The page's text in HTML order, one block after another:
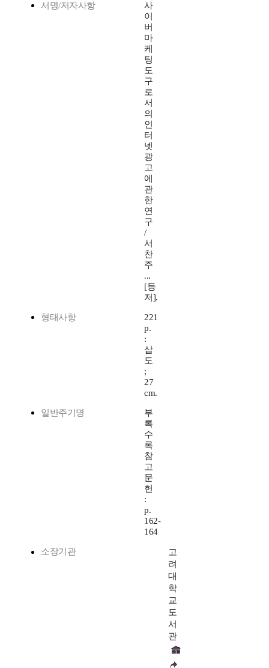
서명/저자사항
사
이
버
마
케
팅
도
구
로
서
의
인
터
넷
광
고
에
관
한
연
구
/
서
찬
주
...
[등
저].
형태사항
221
p.
:
삽
도
;
27
cm.
일반주기명
부
록
수
록
참
고
문
헌
:
p.
162-
164
소장기관
고
려
대
학
교
도
서
관